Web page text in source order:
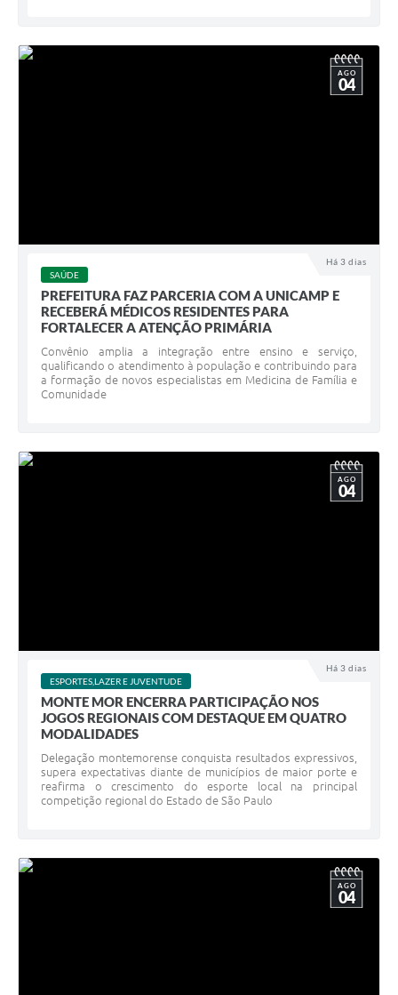
Há 3 dias
AGO
04
SAÚDE
PREFEITURA FAZ PARCERIA COM A UNICAMP E
RECEBERÁ MÉDICOS RESIDENTES PARA
FORTALECER A ATENÇÃO PRIMÁRIA
Convênio amplia a integração entre ensino e serviço,
qualificando o atendimento à população e contribuindo para
a formação de novos especialistas em Medicina de Família e
Comunidade
Há 3 dias
AGO
04
ESPORTES,LAZER E JUVENTUDE
MONTE MOR ENCERRA PARTICIPAÇÃO NOS
JOGOS REGIONAIS COM DESTAQUE EM QUATRO
MODALIDADES ​
Delegação montemorense conquista resultados expressivos,
supera expectativas diante de municípios de maior porte e
reafirma o crescimento do esporte local na principal
competição regional do Estado de São Paulo
AGO
04